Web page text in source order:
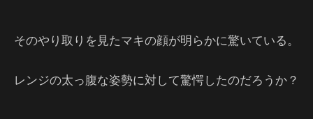
そのやり取りを見たマキの顔が明らかに驚いている。
レンジの太っ腹な姿勢に対して驚愕したのだろうか？